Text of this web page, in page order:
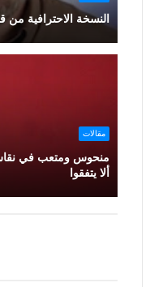
النسخة الاحترافية
مقالات
منحوس ومتعب في
ألا يتفقوا